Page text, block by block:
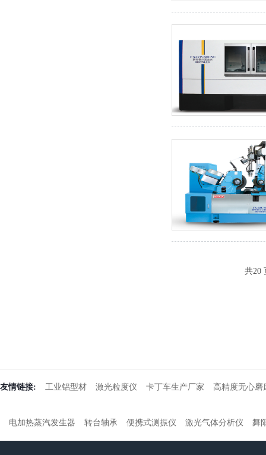
共20
友情链接: 工业铝型材 激光粒度仪 卡丁车生产厂家 高精度无心磨
电加热蒸汽发生器 转台轴承 便携式测振仪 激光气体分析仪 舞